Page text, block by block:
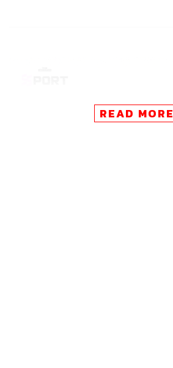
READ MORE